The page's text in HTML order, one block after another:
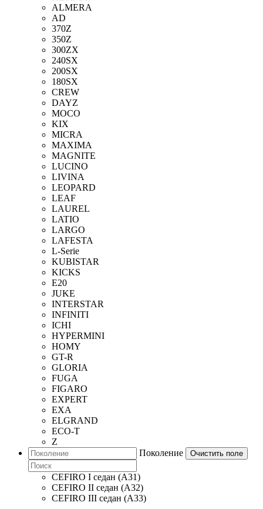
ALMERA
AD
370Z
350Z
300ZX
240SX
200SX
180SX
CREW
DAYZ
MOCO
KIX
MICRA
MAXIMA
MAGNITE
LUCINO
LIVINA
LEOPARD
LEAF
LAUREL
LATIO
LARGO
LAFESTA
L-Serie
KUBISTAR
KICKS
E20
JUKE
INTERSTAR
INFINITI
ICHI
HYPERMINI
HOMY
GT-R
GLORIA
FUGA
FIGARO
EXPERT
EXA
ELGRAND
ECO-T
Z
Поколение
Очистить поле
CEFIRO I седан (A31)
CEFIRO II седан (A32)
CEFIRO III седан (A33)